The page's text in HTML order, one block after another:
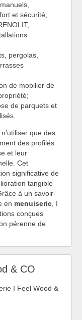
et sécurité;
pergolas,
de mobilier de
de parquets et
que des
des profilés
et leur
Cet
significative de
tangible
à un savoir-
en menuiserie , I
conçues
pérenne de
& CO
I Feel Wood &